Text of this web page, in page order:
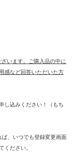
し込みください！（もち
、いつでも登録変更画面
ください。